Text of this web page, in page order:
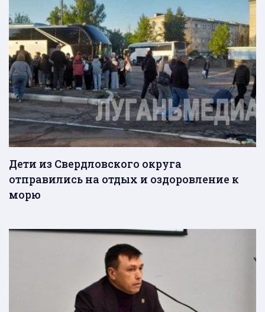
Дети из Свердловского округа
отправились на отдых и оздоровление к
морю